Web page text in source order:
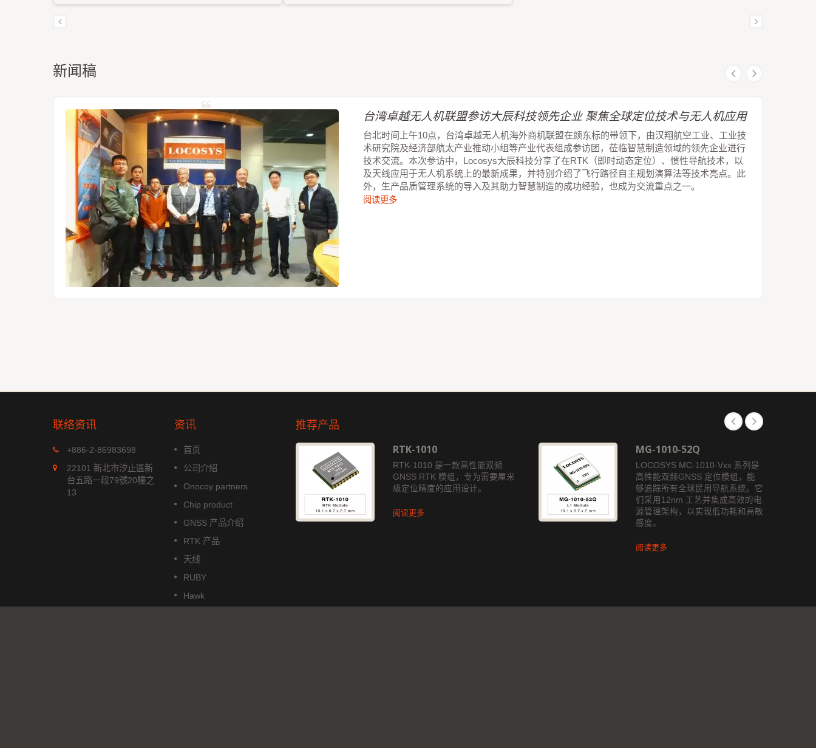
新闻稿
台湾卓越无人机联盟参访大辰科技领先企业 聚焦全球定位技术与无人机应用
台北时间上午10点，台湾卓越无人机海外商机联盟在颜东标的带领下，由汉翔航空工业、工业技
术研究院及经济部航太产业推动小组等产业代表组成参访团，莅临智慧制造领域的领先企业进行
技术交流。本次参访中，Locosys大辰科技分享了在RTK（即时动态定位）、惯性导航技术，以
及天线应用于无人机系统上的最新成果，并特别介绍了飞行路径自主规划演算法等技术亮点。此
外，生产品质管理系统的导入及其助力智慧制造的成功经验，也成为交流重点之一。
阅读更多
联络资讯
+886-2-86983698
22101 新北市汐止區新
台五路一段79號20樓之
13
资讯
首页
公司介绍
Onocoy partners
Chip product
GNSS 产品介绍
RTK 产品
天线
RUBY
Hawk
推荐产品
MGS-1513-52Q
MGS-1513-52Q 是一款完整的独
立多频GNSS 智能天线模组，包
含嵌入式贴片天线和基于Airoha
AG3352Q 平台的GNSS 接收电
RTK-1010
RTK-1010 是一款高性能双频
GNSS RTK 模组，专为需要厘米
级定位精度的应用设计。
阅读更多
MG-1010-52Q
LOCOSYS MC-1010-Vxx 系列是
高性能双频GNSS 定位模组，能
够追踪所有全球民用导航系统。它
们采用12nm 工艺并集成高效的电
源管理架构，以实现低功耗和高敏
感度。
阅读更多